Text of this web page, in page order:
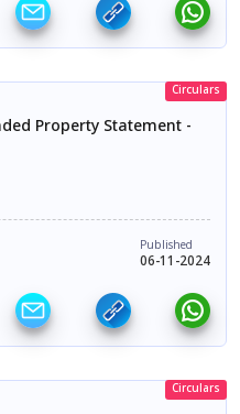
Circulars
Property Statement -
Published
06-11-2024
Circulars